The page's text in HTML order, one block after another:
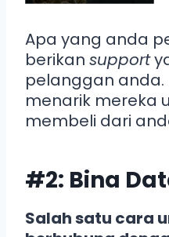
Apa yang anda
berikan support
pelanggan anda.
menarik mereka
membeli dari
#2: Bina
Salah satu cara